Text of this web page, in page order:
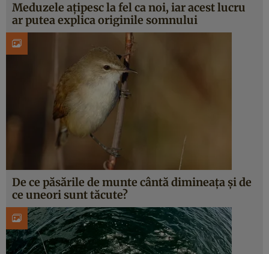
Meduzele ațipesc la fel ca noi, iar acest lucru
ar putea explica originile somnului
De ce păsările de munte cântă dimineața și de
ce uneori sunt tăcute?